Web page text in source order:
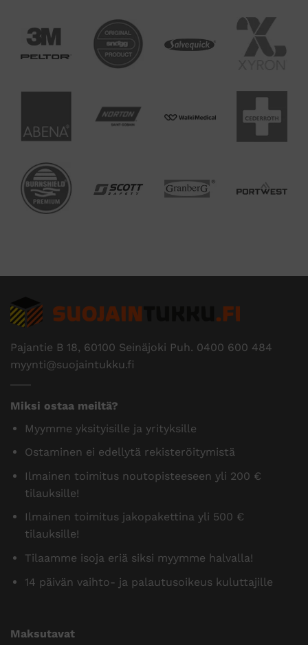
Pajantie B 18, 60100 Seinäjoki Puh. 0400 600 484
myynti@suojaintukku.fi
Miksi ostaa meiltä?
Myymme yksityisille ja yrityksille
Ostaminen ei edellytä rekisteröitymistä
Ilmainen toimitus noutopisteeseen yli 200 €
tilauksille!
Ilmainen toimitus jakopakettina yli 500 €
tilauksille!
Tilaamme isoja eriä siksi myymme halvalla!
14 päivän vaihto- ja palautusoikeus kuluttajille
Maksutavat